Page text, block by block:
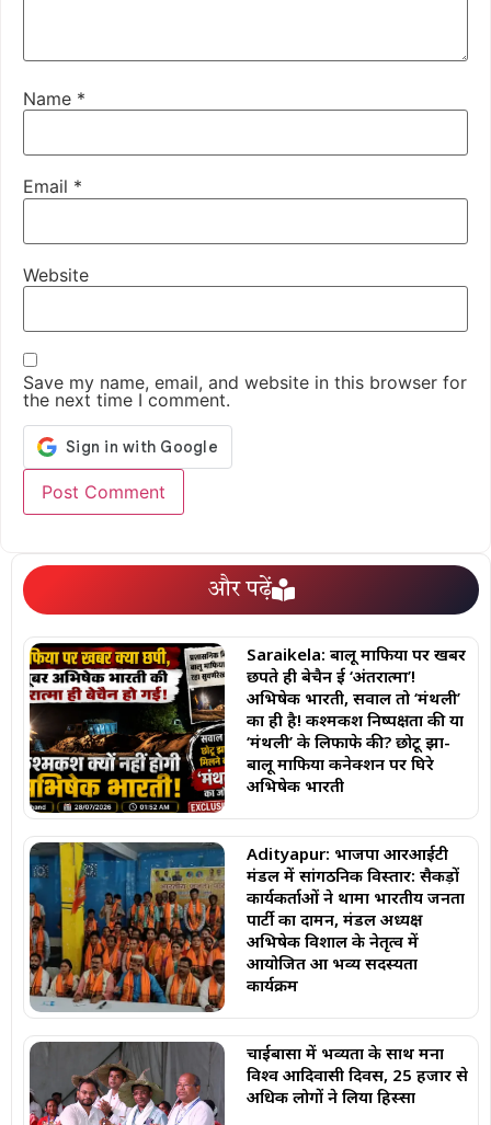
Name *
Email *
Website
Save my name, email, and website in this browser for
the next time I comment.
और पढ़ें
Saraikela: बालू माफिया पर खबर
छपते ही बेचैन हुई ‘अंतरात्मा’!
अभिषेक भारती, सवाल तो ‘मंथली’
का ही है! कश्मकश निष्पक्षता की या
‘मंथली’ के लिफाफे की? छोटू झा-
बालू माफिया कनेक्शन पर घिरे
अभिषेक भारती
Adityapur: भाजपा आरआईटी
मंडल में सांगठनिक विस्तार: सैकड़ों
कार्यकर्ताओं ने थामा भारतीय जनता
पार्टी का दामन, मंडल अध्यक्ष
अभिषेक विशाल के नेतृत्व में
आयोजित हुआ भव्य सदस्यता
कार्यक्रम
चाईबासा में भव्यता के साथ मना
विश्व आदिवासी दिवस, 25 हजार से
अधिक लोगों ने लिया हिस्सा